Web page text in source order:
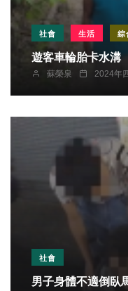
社會 生活 綜
遊客車輪胎卡水
蘇榮泉 2024年
社會
男子身體不適倒臥馬路正中央 熱